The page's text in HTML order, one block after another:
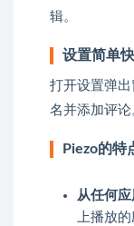
辑。
设置简单
打开设置弹
名并添加评论
Piezo的特
从任何
上播放